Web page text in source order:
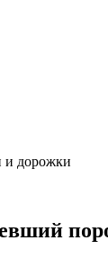
и дорожки